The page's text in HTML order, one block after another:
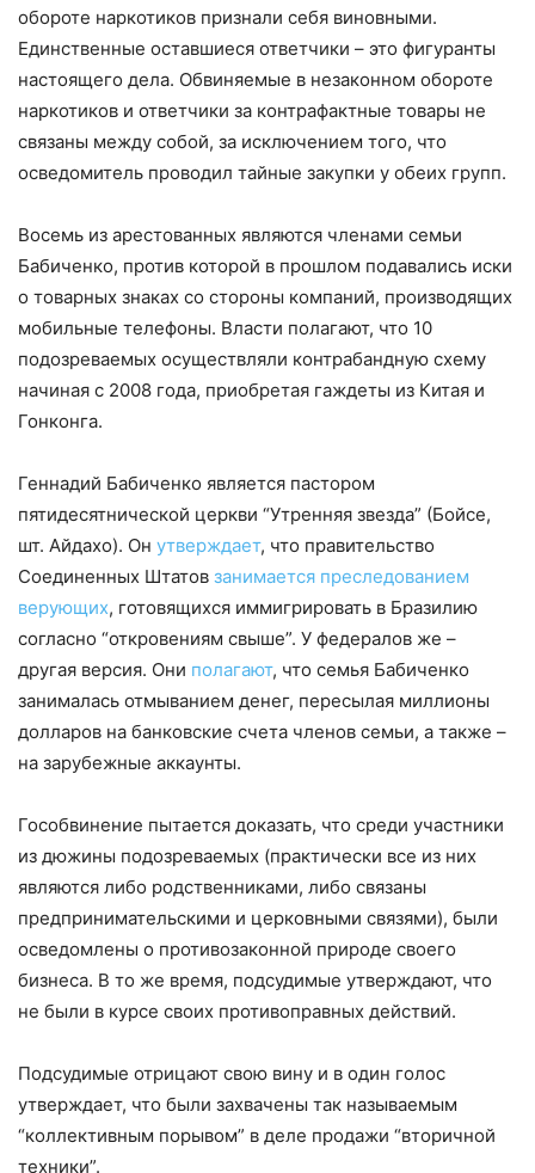
обороте наркотиков признали себя виновными.
Единственные оставшиеся ответчики – это фигуранты
настоящего дела. Обвиняемые в незаконном обороте
наркотиков и ответчики за контрафактные товары не
связаны между собой, за исключением того, что
осведомитель проводил тайные закупки у обеих групп.
Восемь из арестованных являются членами семьи
Бабиченко, против которой в прошлом подавались иски
о товарных знаках со стороны компаний, производящих
мобильные телефоны. Власти полагают, что 10
подозреваемых осуществляли контрабандную схему
начиная с 2008 года, приобретая гаждеты из Китая и
Гонконга.
Геннадий Бабиченко является пастором
пятидесятнической церкви “Утренняя звезда” (Бойсе,
шт. Айдахо). Он утверждает, что правительство
Соединенных Штатов занимается преследованием
верующих, готовящихся иммигрировать в Бразилию
согласно “откровениям свыше”. У федералов же –
другая версия. Они полагают, что семья Бабиченко
занималась отмыванием денег, пересылая миллионы
долларов на банковские счета членов семьи, а также –
на зарубежные аккаунты.
Гособвинение пытается доказать, что среди участники
из дюжины подозреваемых (практически все из них
являются либо родственниками, либо связаны
предпринимательскими и церковными связями), были
осведомлены о противозаконной природе своего
бизнеса. В то же время, подсудимые утверждают, что
не были в курсе своих противоправных действий.
Подсудимые отрицают свою вину и в один голос
утверждает, что были захвачены так называемым
“коллективным порывом” в деле продажи “вторичной
техники”.